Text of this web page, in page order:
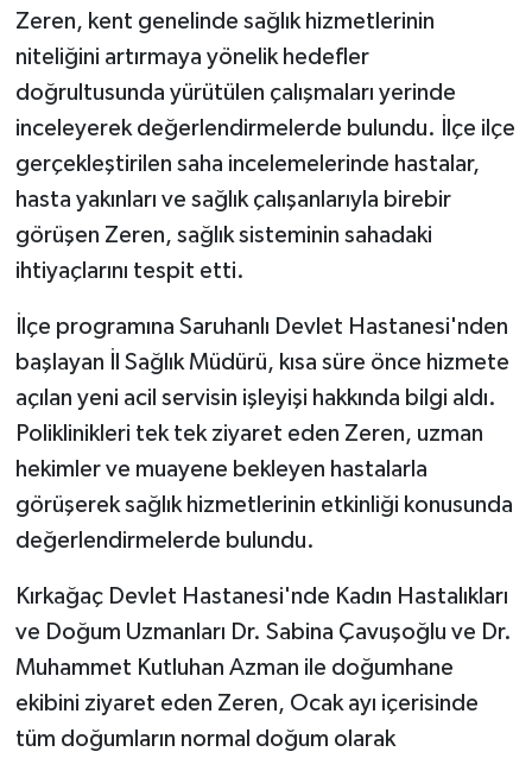
Zeren, kent genelinde sağlık hizmetlerinin
niteliğini artırmaya yönelik hedefler
doğrultusunda yürütülen çalışmaları yerinde
inceleyerek değerlendirmelerde bulundu. İlçe ilçe
gerçekleştirilen saha incelemelerinde hastalar,
hasta yakınları ve sağlık çalışanlarıyla birebir
görüşen Zeren, sağlık sisteminin sahadaki
ihtiyaçlarını tespit etti.
İlçe programına Saruhanlı Devlet Hastanesi'nden
başlayan İl Sağlık Müdürü, kısa süre önce hizmete
açılan yeni acil servisin işleyişi hakkında bilgi aldı.
Poliklinikleri tek tek ziyaret eden Zeren, uzman
hekimler ve muayene bekleyen hastalarla
görüşerek sağlık hizmetlerinin etkinliği konusunda
değerlendirmelerde bulundu.
Kırkağaç Devlet Hastanesi'nde Kadın Hastalıkları
ve Doğum Uzmanları Dr. Sabina Çavuşoğlu ve Dr.
Muhammet Kutluhan Azman ile doğumhane
ekibini ziyaret eden Zeren, Ocak ayı içerisinde
tüm doğumların normal doğum olarak